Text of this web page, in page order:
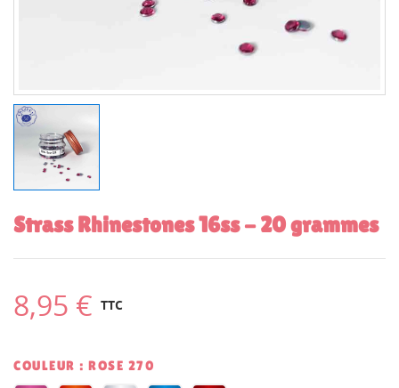
Strass Rhinestones 16ss - 20 grammes
8,95 € TTC
COULEUR : ROSE 270